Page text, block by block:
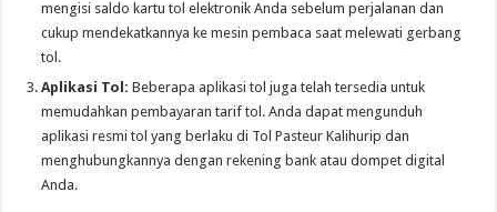
mengisi saldo kartu tol elektronik Anda sebelum perjalanan dan
cukup mendekatkannya ke mesin pembaca saat melewati gerbang
tol.
Aplikasi Tol: Beberapa aplikasi tol juga telah tersedia untuk
memudahkan pembayaran tarif tol. Anda dapat mengunduh
aplikasi resmi tol yang berlaku di Tol Pasteur Kalihurip dan
menghubungkannya dengan rekening bank atau dompet digital
Anda.